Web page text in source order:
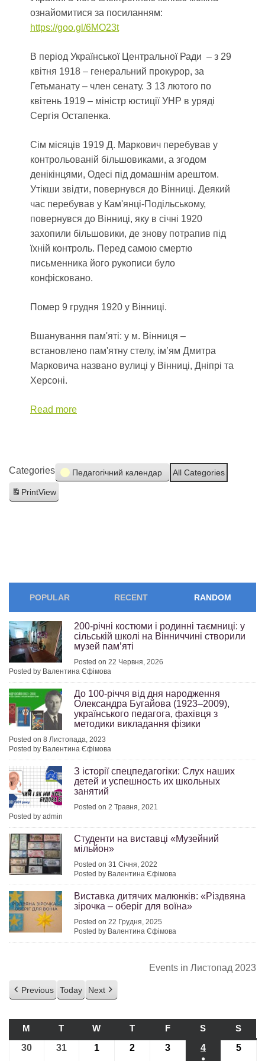
ознайомитися за посиланням:
https://goo.gl/6MO23t
В період Української Центральної Ради – з 29
квітня 1918 – генеральний прокурор, за
Гетьманату – член сенату. З 13 лютого по
квітень 1919 – міністр юстиції УНР в уряді
Сергія Остапенка.
Сім місяців 1919 Д. Маркович перебував у
контрольованій більшовиками, а згодом
денікінцями, Одесі під домашнім арештом.
Утікши звідти, повернувся до Вінниці. Деякий
час перебував у Кам'янці-Подільському,
повернувся до Вінниці, яку в січні 1920
захопили більшовики, де знову потрапив під
їхній контроль. Перед самою смертю
письменника його рукописи було
конфісковано.
Помер 9 грудня 1920 у Вінниці.
Вшанування пам'яті: у м. Вінниця –
встановлено пам'ятну стелу, ім’ям Дмитра
Марковича названо вулиці у Вінниці, Дніпрі та
Херсоні.
Read more
Categories Педагогічний календар All Categories
PrintView
POPULAR RECENT RANDOM
200-річні костюми і родинні таємниці: у
сільській школі на Вінниччині створили
музей пам’яті
Posted on 22 Червня, 2026
Posted by Валентина Єфімова
До 100-річчя від дня народження
Олександра Бугайова (1923–2009),
українського педагога, фахівця з
методики викладання фізики
Posted on 8 Листопада, 2023
Posted by Валентина Єфімова
З історії спецпедагогіки: Слух наших
детей и успешность их школьных
занятий
Posted on 2 Травня, 2021
Posted by admin
Студенти на виставці «Музейний
мільйон»
Posted on 31 Січня, 2022
Posted by Валентина Єфімова
Виставка дитячих малюнків: «Різдвяна
зірочка – оберіг для воїна»
Posted on 22 Грудня, 2025
Posted by Валентина Єфімова
Events in Листопад 2023
Previous Today Next
M ПОНЕДІЛОК
T ВІВТОРОК
W СЕРЕДА
TЧЕТВЕР
FП’ЯТНИЦЯ
S СУБОТА
S
30 30.10.2023
31 31.10.2023
1 01.11.2023
2 02.11.2023
3 03.11.2023
4 04.11.2023
●
5